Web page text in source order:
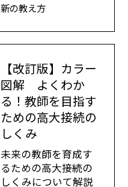
新の教え方
【改訂版】カラー
図解 よくわか
る！教師を目指す
ための高大接続の
しくみ
未来の教師を育成す
るための高大接続の
しくみについて解説